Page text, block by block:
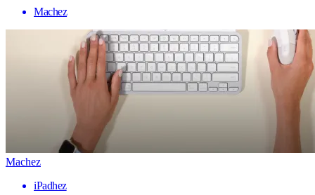
Machez
Machez
iPadhez